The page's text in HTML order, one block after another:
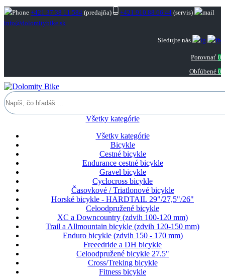
+421 37 38 11 584 (predajňa) +421 910 88 66 44 (servis)
info@dolomitybike.sk
Sledujte nás
Porovnať 0
Obľúbené 0
Všetky kategórie
Všetky kategórie
Bicykle
Cestné bicykle
Endurance cestné bicykle
Gravel bicykle
Cyclocross bicykle
Časovkové / Triatlonové bicykle
Horské bicykle - HARDTAIL 29"/27,5"/26"
Celoodpružené bicykle
XC a Downcountry (zdvih 100-120 mm)
Trail a Allmountain bicykle (zdvih 120-150 mm)
Enduro bicykle (zdvih 150 - 170 mm)
Freeedride a DH bicykle
Celoodpružené bicykle 27.5"
Cross/Treking bicykle
Fitness bicykle